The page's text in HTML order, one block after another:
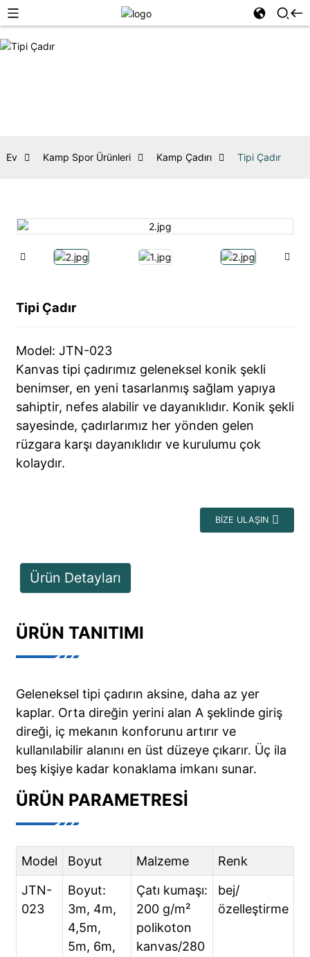
Ev Kamp Spor Ürünleri Kamp Çadırı Tipi Çadır
Tipi Çadır
Model: JTN-023
Kanvas tipi çadırımız geleneksel konik şekli
benimser, en yeni tasarlanmış sağlam yapıya
sahiptir, nefes alabilir ve dayanıklıdır. Konik şekli
sayesinde, çadırlarımız her yönden gelen
rüzgara karşı dayanıklıdır ve kurulumu çok
kolaydır.
BIZE ULAŞIN
Ürün Detayları
ÜRÜN TANITIMI
Geleneksel tipi çadırın aksine, daha az yer
kaplar. Orta direğin yerini alan A şeklinde giriş
direği, iç mekanın konforunu artırır ve
kullanılabilir alanını en üst düzeye çıkarır. Üç ila
beş kişiye kadar konaklama imkanı sunar.
ÜRÜN PARAMETRESI
Model Boyut Malzeme
Renk
JTN-
023
Boyut:
3m, 4m,
4,5m,
5m, 6m,
Çatı kumaşı:
200 g/m²
polikoton
kanvas/280
bej/
özelleştirme